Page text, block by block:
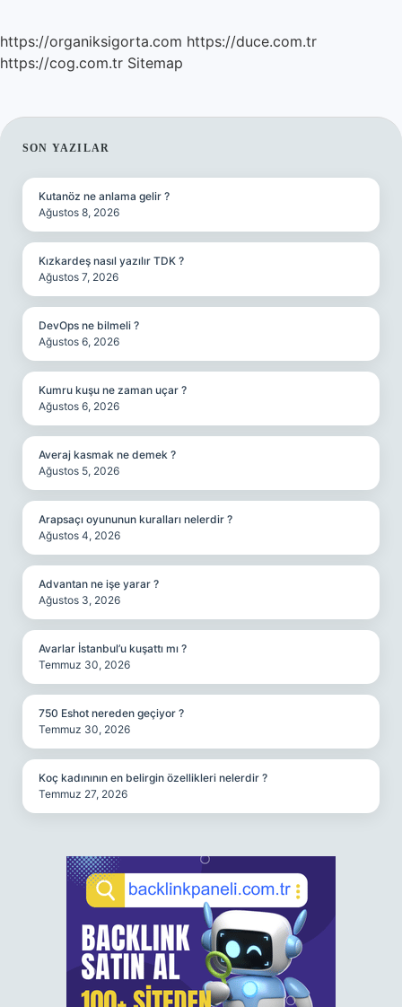
https://organiksigorta.com https://duce.com.tr
https://cog.com.tr Sitemap
SIDEBAR
SON YAZILAR
Kutanöz ne anlama gelir ?
Ağustos 8, 2026
Kızkardeş nasıl yazılır TDK ?
Ağustos 7, 2026
DevOps ne bilmeli ?
Ağustos 6, 2026
Kumru kuşu ne zaman uçar ?
Ağustos 6, 2026
Averaj kasmak ne demek ?
Ağustos 5, 2026
Arapsaçı oyununun kuralları nelerdir ?
Ağustos 4, 2026
Advantan ne işe yarar ?
Ağustos 3, 2026
Avarlar İstanbul’u kuşattı mı ?
Temmuz 30, 2026
750 Eshot nereden geçiyor ?
Temmuz 30, 2026
Koç kadınının en belirgin özellikleri nelerdir ?
Temmuz 27, 2026